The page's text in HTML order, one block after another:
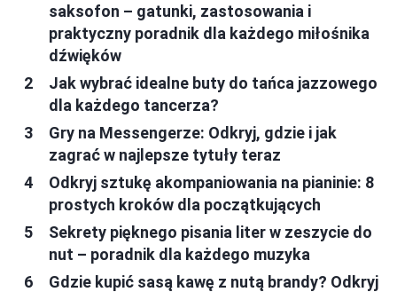
saksofon – gatunki, zastosowania i
praktyczny poradnik dla każdego miłośnika
dźwięków
Jak wybrać idealne buty do tańca jazzowego
dla każdego tancerza?
Gry na Messengerze: Odkryj, gdzie i jak
zagrać w najlepsze tytuły teraz
Odkryj sztukę akompaniowania na pianinie: 8
prostych kroków dla początkujących
Sekrety pięknego pisania liter w zeszycie do
nut – poradnik dla każdego muzyka
Gdzie kupić sasą kawę z nutą brandy? Odkryj